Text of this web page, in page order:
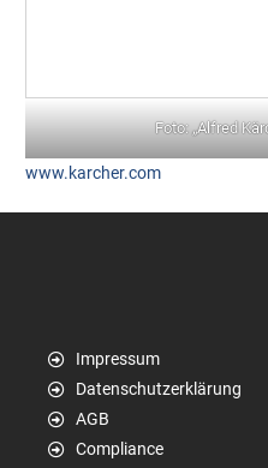
Foto: „Alfred
www.karcher.com
Impressum
Datenschutzerklärung
AGB
Compliance